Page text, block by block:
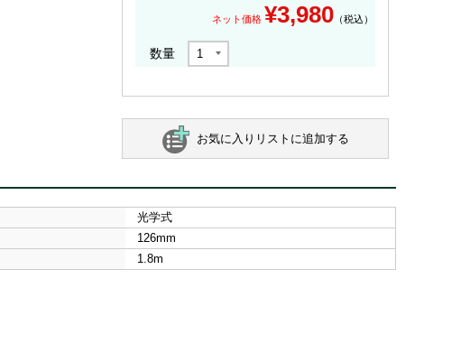
ネット価格 ¥3,980 （税込）
数量
お気に入りリストに追加する
光学式
126mm
1.8m